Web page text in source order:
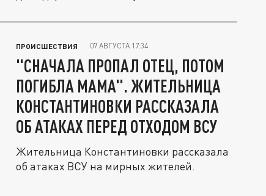
ПРОИСШЕСТВИЯ 07 АВГУСТА 17:34
"СНАЧАЛА ПРОПАЛ ОТЕЦ, ПОТОМ
ПОГИБЛА МАМА". ЖИТЕЛЬНИЦА
КОНСТАНТИНОВКИ РАССКАЗАЛА
ОБ АТАКАХ ПЕРЕД ОТХОДОМ ВСУ
Жительница Константиновки рассказала
об атаках ВСУ на мирных жителей.